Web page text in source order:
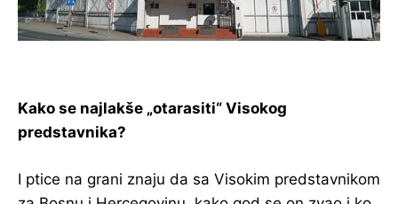
Kako se najlakše „otarasiti“ Visokog
predstavnika?
I ptice na grani znaju da sa Visokim predstavnikom